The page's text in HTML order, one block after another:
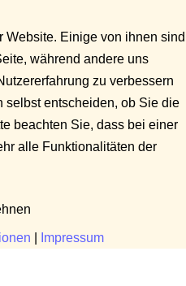
Website. Einige von ihnen sind
während andere uns
zu verbessern
selbst entscheiden, ob Sie die
beachten Sie, dass bei einer
alle Funktionalitäten der
Impressum